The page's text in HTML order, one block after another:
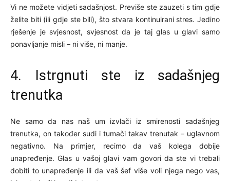
Vi ne možete vidjeti sadašnjost. Previše ste zauzeti s tim gdje
želite biti (ili gdje ste bili), što stvara kontinuirani stres. Jedino
rješenje je svjesnost, svjesnost da je taj glas u glavi samo
ponavljanje misli – ni više, ni manje.
4. Istrgnuti ste iz sadašnjeg
trenutka
Ne samo da nas naš um izvlači iz smirenosti sadašnjeg
trenutka, on također sudi i tumači takav trenutak – uglavnom
negativno. Na primjer, recimo da vaš kolega dobije
unapređenje. Glas u vašoj glavi vam govori da ste vi trebali
dobiti to unapređenje ili da vaš šef više voli njega nego vas,